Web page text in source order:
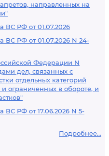
направленных на
ВС РФ от 01.07.2026
ВС РФ от 01.07.2026 N 24-
Федерации N
дел, связанных с
отдельных категорий
ограниченных в обороте, и
ВС РФ от 17.06.2026 N 5-
Подробнее...